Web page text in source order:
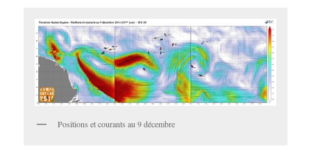
Positions et courants au 9 décembre